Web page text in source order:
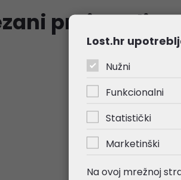
proizvodi
Lost.hr
Nužni
Funkcionalni
Statistički
Marketinški
Na ovoj mrežnoj